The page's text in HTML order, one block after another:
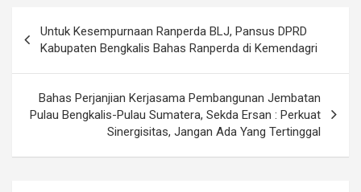
navigation
Untuk Kesempurnaan Ranperda BLJ, Pansus DPRD
Kabupaten Bengkalis Bahas Ranperda di Kemendagri
Bahas Perjanjian Kerjasama Pembangunan Jembatan
Pulau Bengkalis-Pulau Sumatera, Sekda Ersan : Perkuat
Sinergisitas, Jangan Ada Yang Tertinggal